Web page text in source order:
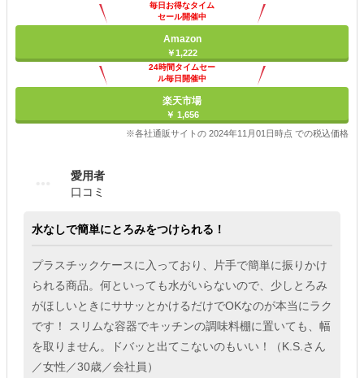
毎日お得なタイム
セール開催中
Amazon
￥1,222
24時間タイムセー
ル毎日開催中
楽天市場
￥ 1,656
※各社通販サイトの 2024年11月01日時点 での税込価格
愛用者
口コミ
水なしで簡単にとろみをつけられる！
プラスチックケースに入っており、片手で簡単に振りかけ
られる商品。何といっても水がいらないので、少しとろみ
がほしいときにササッとかけるだけでOKなのが本当にラク
です！ スリムな容器でキッチンの調味料棚に置いても、幅
を取りません。ドバッと出てこないのもいい！（K.S.さん
／女性／30歳／会社員）